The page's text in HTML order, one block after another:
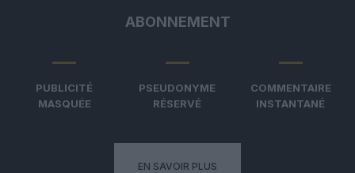
ABONNEMENT
PUBLICITÉ
MASQUÉE
PSEUDONYME
RÉSERVÉ
COMMENTAIRE
INSTANTANÉ
EN SAVOIR PLUS